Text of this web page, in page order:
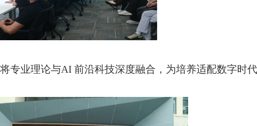
专业理论与AI 前沿科技深度融合，为培养适配数字时